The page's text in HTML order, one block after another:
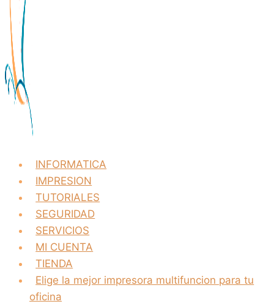
INFORMATICA
IMPRESION
TUTORIALES
SEGURIDAD
SERVICIOS
MI CUENTA
TIENDA
Elige la mejor impresora multifuncion para tu
oficina